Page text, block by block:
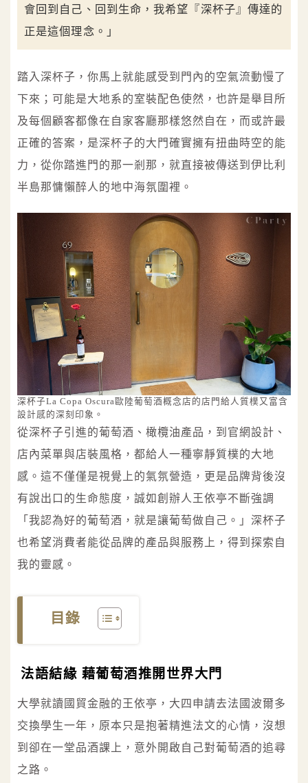
會回到自己、回到生命，我希望『深杯子』傳達的
正是這個理念。」
踏入深杯子，你馬上就能感受到門內的空氣流動慢了
下來；可能是大地系的室裝配色使然，也許是舉目所
及每個顧客都像在自家客廳那樣悠然自在，而或許最
正確的答案，是深杯子的大門確實擁有扭曲時空的能
力，從你踏進門的那一剎那，就直接被傳送到伊比利
半島那慵懶醉人的地中海氛圍裡。
深杯子La Copa Oscura歐陸葡萄酒概念店的店門給人質樸又富含
設計感的深刻印象。
從深杯子引進的葡萄酒、橄欖油產品，到官網設計、
店內菜單與店裝風格，都給人一種寧靜質樸的大地
感。這不僅僅是視覺上的氣氛營造，更是品牌背後沒
有說出口的生命態度，誠如創辦人王依亭不斷強調
「我認為好的葡萄酒，就是讓葡萄做自己。」深杯子
也希望消費者能從品牌的產品與服務上，得到探索自
我的靈感。
目錄
法語結緣 藉葡萄酒推開世界大門
大學就讀國貿金融的王依亭，大四申請去法國波爾多
交換學生一年，原本只是抱著精進法文的心情，沒想
到卻在一堂品酒課上，意外開啟自己對葡萄酒的追尋
之路。